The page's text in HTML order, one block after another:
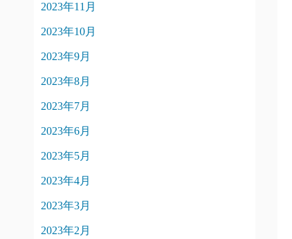
2023年11月
2023年10月
2023年9月
2023年8月
2023年7月
2023年6月
2023年5月
2023年4月
2023年3月
2023年2月